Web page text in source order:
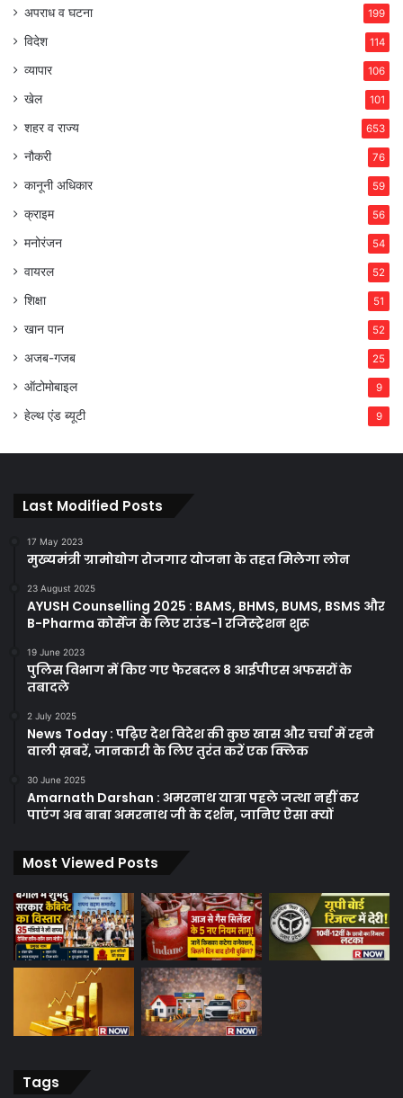
अपराध व घटना 199
विदेश 114
व्यापार 106
खेल 101
शहर व राज्य 653
नौकरी 76
कानूनी अधिकार 59
क्राइम 56
मनोरंजन 54
वायरल 52
शिक्षा 51
खान पान 52
अजब-गजब 25
ऑटोमोबाइल 9
हेल्थ एंड ब्यूटी 9
Last Modified Posts
17 May 2023
मुख्यमंत्री ग्रामोद्योग रोजगार योजना के तहत मिलेगा लोन
23 August 2025
AYUSH Counselling 2025 : BAMS, BHMS, BUMS, BSMS और
B-Pharma कोर्सेज के लिए राउंड-1 रजिस्ट्रेशन शुरू
19 June 2023
पुलिस विभाग में किए गए फेरबदल 8 आईपीएस अफसरों के
तबादले
2 July 2025
News Today : पढ़िए देश विदेश की कुछ खास और चर्चा में रहने
वाली ख़बरें, जानकारी के लिए तुरंत करें एक क्लिक
30 June 2025
Amarnath Darshan : अमरनाथ यात्रा पहले जत्था नहीं कर
पाएंग अब बाबा अमरनाथ जी के दर्शन, जानिए ऐसा क्यों
Most Viewed Posts
Tags